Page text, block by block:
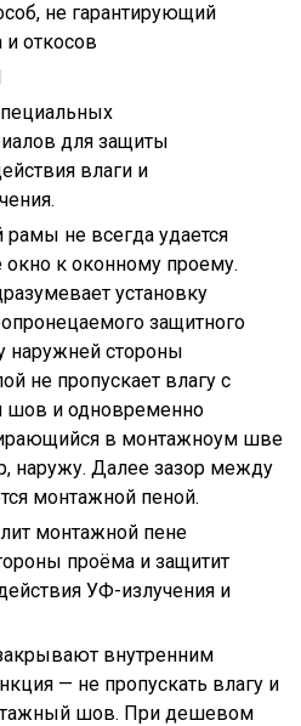
не гарантирующий
откосов
для защиты
влаги и
не всегда удается
к оконному проему.
установку
защитного
наружней стороны
не пропускает влагу с
шов и одновременно
в монтажноyм шве
наружу. Далее зазор между
монтажной пеной.
монтажной пене
проёма и защитит
УФ-излучения и
внутренним
— не пропускать влагу и
шов. При дешевом